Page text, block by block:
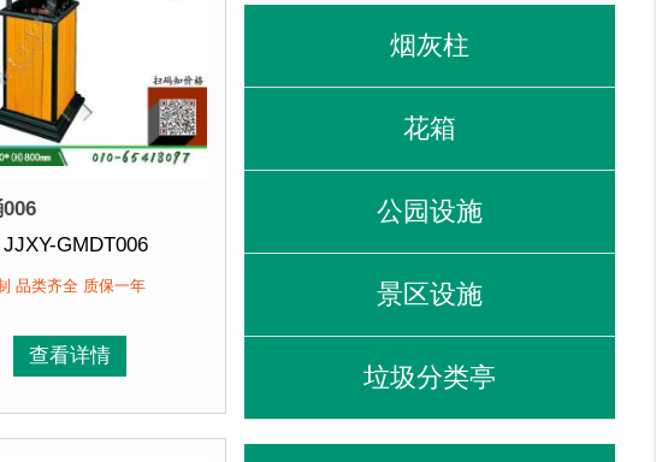
塑粉静电喷涂再经烘箱高温烘烤色泽亮丽美观，并具有防潮、防腐、
接而成型，垃圾桶经磷化喷砂处理后采用户外塑粉静电喷涂再经烘箱
JJXY-GMDT006
长320mm 宽320mm 高755mm
3-7天 厂家直销 来图定制
选用优质镀锌钢板裁剪、压制、折弯后再焊接而成型，垃圾桶经磷化
品类齐全 质保一年
查看详情
烟灰柱
花箱
公园设施
景区设施
垃圾分类亭